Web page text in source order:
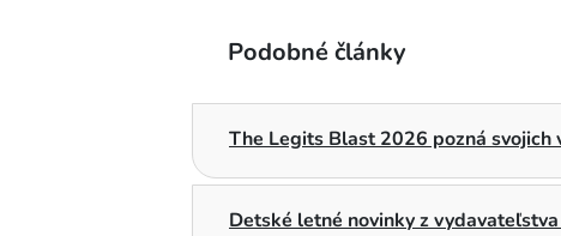
Podobné články
The Legits Blast 2026 pozná svojich
Detské letné novinky z